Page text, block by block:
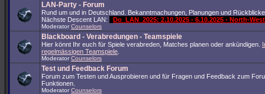
LAN-Party - Forum
Rund um und in Deutschland. Bekanntmachungen, Planungen und
Nächste Descent LAN:
Do_LAN_2025: 2.10.2025 - 6.10.2025 - North-
Moderator Counselors
Blackboard - Verabredungen - Teamspiele
Hier könnt Ihr euch für Spiele verabreden, Matches planen oder ankündigen.
regelmässigen Teamspiele
Moderator Counselors
Test und Feedback Forum
Forum zum Testen und Ausprobieren und für Fragen und Feedback zum
Funktionen.
Moderator Counselors